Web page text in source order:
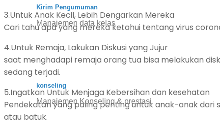
Kirim Pengumuman
Manajemen data kelas
konseling
Manajemen Konseling & prestasi
3.Untuk Anak Kecil, Lebih Dengarkan Mereka
Cari tahu apa yang mereka ketahui tentang virus
4.Untuk Remaja, Lakukan Diskusi yang Jujur
saat menghadapi remaja orang tua bisa melakukan
sedang terjadi.
5.Ingatkan Untuk Menjaga Kebersihan dan kesehatan
Pendekatan yang paling penting untuk anak-anak
atau batuk.